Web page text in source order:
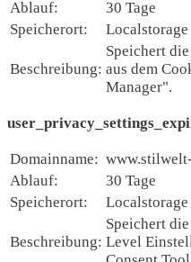
Ablauf:
30 Tage
Speicherort:
Localstorage
Beschreibung:
Speichert
aus dem
Manager".
Domainname:
Ablauf:
30 Tage
Speicherort:
Localstorage
Beschreibung:
Speichert
Level